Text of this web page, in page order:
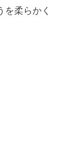
を柔らかく